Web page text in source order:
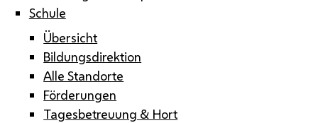
Schule
Übersicht
Bildungsdirektion
Alle Standorte
Förderungen
Tagesbetreuung & Hort